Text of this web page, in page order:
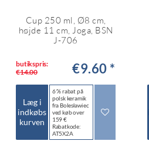
Cup 250 ml, Ø8 cm,
højde 11 cm, Joga, BSN
J-706
butikspris:
€14.00
€9.60 *
Læg i
indkøbs
kurven
6 % rabat på
polsk keramik
fra Bolesławiec
ved køb over
159 €
Rabatkode:
AT5X2A